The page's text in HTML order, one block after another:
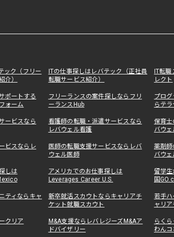
ック（フリー
介）
ITの仕事探しはレバテック（正社員
転職サービス紹介）
IT転
レクト
ポートする
ォーム
フリーランスの案件探しならフリ
ーランスHub
プロ
らテ
ービスなら
看護師の転職・派遣サービスなら
レバウェル看護
保育
バウ
ビスならレ
医師の転職支援サービスならレバ
ウェル医師
薬剤
バウ
しは
アメリカでのお仕事探しは
Leverages Career U.S.
留学
国
ティならキャ
新卒就活スカウトならキャリアチ
ケット就職スカウト
若手
ャリ
クリア
M&A支援ならレバレジーズM&Aア
ドバイザリー
らく
わんコ